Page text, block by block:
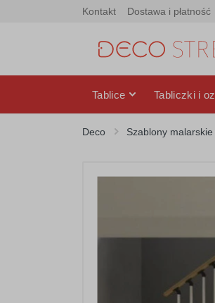
Kontakt Dostawa i płatność
Tablice Tabliczki i
Deco Szablony malarskie